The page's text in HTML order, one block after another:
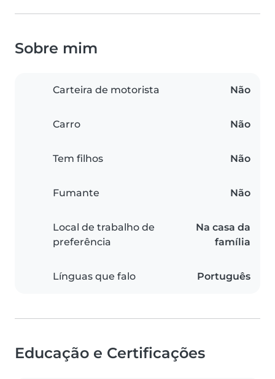
Sobre mim
Carteira de motorista Não
Carro Não
Tem filhos Não
Fumante Não
Local de trabalho de
preferência
Na casa da
família
Línguas que falo Português
Educação e Certificações